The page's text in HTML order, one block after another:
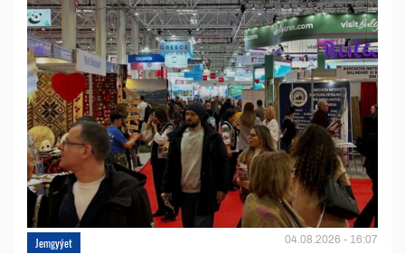
Jemgyýet 04.08.2026 - 16:07